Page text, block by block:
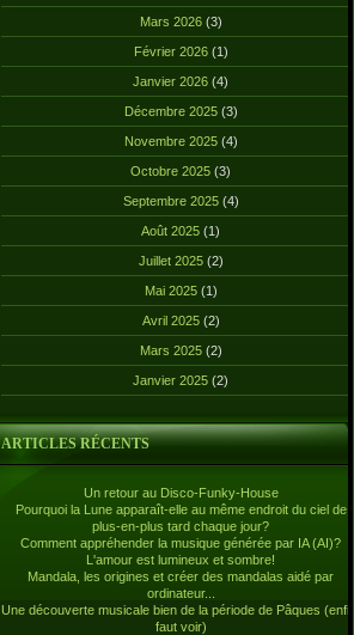
Mars 2026 (3)
Février 2026 (1)
Janvier 2026 (4)
Décembre 2025 (3)
Novembre 2025 (4)
Octobre 2025 (3)
Septembre 2025 (4)
Août 2025 (1)
Juillet 2025 (2)
Mai 2025 (1)
Avril 2025 (2)
Mars 2025 (2)
Janvier 2025 (2)
ARTICLES RÉCENTS
Un retour au Disco-Funky-House
Pourquoi la Lune apparaît-elle au même endroit du ciel de
plus-en-plus tard chaque jour?
Comment appréhender la musique générée par IA (AI)?
L'amour est lumineux et sombre!
Mandala, les origines et créer des mandalas aidé par
ordinateur...
Une découverte musicale bien de la période de Pâques (enfin,
faut voir)